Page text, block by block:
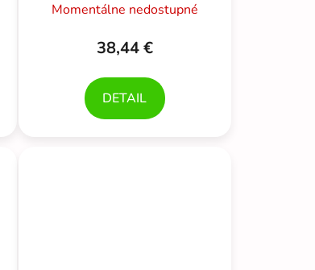
Momentálne nedostupné
38,44 €
DETAIL